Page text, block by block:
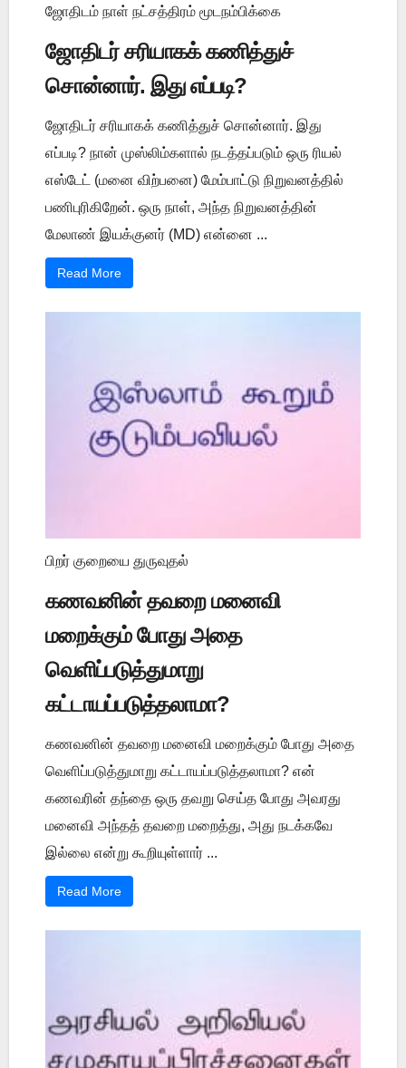
ஜோதிடம் நாள் நட்சத்திரம் மூடநம்பிக்கை
ஜோதிடர் சரியாகக் கணித்துச்
சொன்னார். இது எப்படி?
ஜோதிடர் சரியாகக் கணித்துச் சொன்னார். இது
எப்படி? நான் முஸ்லிம்களால் நடத்தப்படும் ஒரு ரியல்
எஸ்டேட் (மனை விற்பனை) மேம்பாட்டு நிறுவனத்தில்
பணிபுரிகிறேன். ஒரு நாள், அந்த நிறுவனத்தின்
மேலாண் இயக்குனர் (MD) என்னை ...
Read More
பிறர் குறையை துருவுதல்
கணவனின் தவறை மனைவி
மறைக்கும் போது அதை
வெளிப்படுத்துமாறு
கட்டாயப்படுத்தலாமா?
கணவனின் தவறை மனைவி மறைக்கும் போது அதை
வெளிப்படுத்துமாறு கட்டாயப்படுத்தலாமா? என்
கணவரின் தந்தை ஒரு தவறு செய்த போது அவரது
மனைவி அந்தத் தவறை மறைத்து, அது நடக்கவே
இல்லை என்று கூறியுள்ளார் ...
Read More